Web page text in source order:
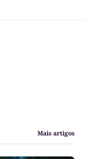
Mais artigos